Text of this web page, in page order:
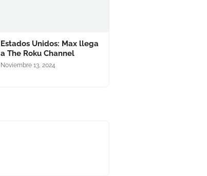
Estados Unidos: Max llega
a The Roku Channel
Noviembre 13, 2024